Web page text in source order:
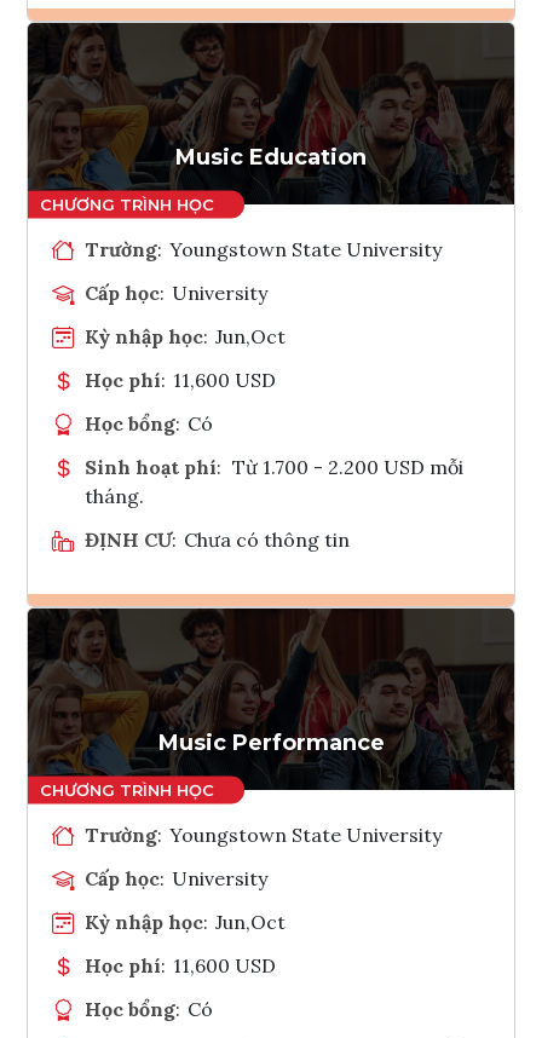
Ghi danh
Tham vấn Interlink
Music Education
Trường: Youngstown State University
Cấp học: University
Kỳ nhập học: Jun,Oct
Học phí: 11,600 USD
Học bổng: Có
Sinh hoạt phí: Từ 1.700 - 2.200 USD mỗi
tháng.
ĐỊNH CƯ: Chưa có thông tin
Ghi danh
Tham vấn Interlink
Music Performance
Trường: Youngstown State University
Cấp học: University
Kỳ nhập học: Jun,Oct
Học phí: 11,600 USD
Học bổng: Có